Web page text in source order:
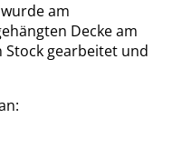
am
Decke am
Stock gearbeitet und